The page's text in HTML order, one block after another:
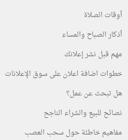
أوقات الصلاة
أذكار الصباح والمساء
مهم قبل نشر إعلانك
خطوات اضافة اعلان على سوق الإعلانات
هل تبحث عن عمل؟
نصائح للبيع والشراء الناجح
مفاهيم خاطئة حول سحب العصب